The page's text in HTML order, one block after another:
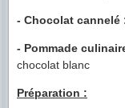
- Chocolat cannelé
- Pommade
chocolat blanc
Préparation :